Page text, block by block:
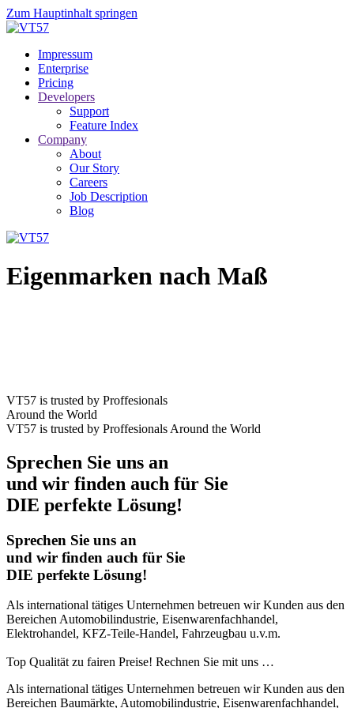
Zum Hauptinhalt springen
Impressum
Enterprise
Pricing
Developers
Support
Feature Index
Company
About
Our Story
Careers
Job Description
Blog
Eigenmarken nach Maß
VT57 is trusted by Proffesionals
Around the World
VT57 is trusted by Proffesionals Around the World
Sprechen Sie uns an
und wir finden auch für Sie
DIE perfekte Lösung!
Sprechen Sie uns an
und wir finden auch für Sie
DIE perfekte Lösung!
Als international tätiges Unternehmen betreuen wir Kunden aus den
Bereichen Automobilindustrie, Eisenwarenfachhandel,
Elektrohandel, KFZ-Teile-Handel, Fahrzeugbau u.v.m.
Top Qualität zu fairen Preise! Rechnen Sie mit uns …
Als international tätiges Unternehmen betreuen wir Kunden aus den
Bereichen Baumärkte, Automobilindustrie, Eisenwarenfachhandel,